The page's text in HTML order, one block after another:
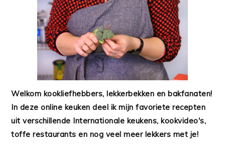
Welkom kookliefhebbers, lekkerbekken en bakfanaten!
In deze online keuken deel ik mijn favoriete recepten
uit verschillende Internationale keukens, kookvideo's,
toffe restaurants en nog veel meer lekkers met je!